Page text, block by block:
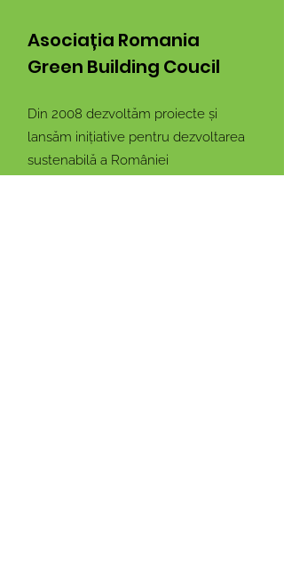
Asociația Romania
Green Building Coucil
Din 2008 dezvoltăm proiecte și
lansăm inițiative pentru dezvoltarea
sustenabilă a României